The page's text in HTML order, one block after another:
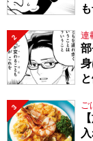
2 連
3 ご